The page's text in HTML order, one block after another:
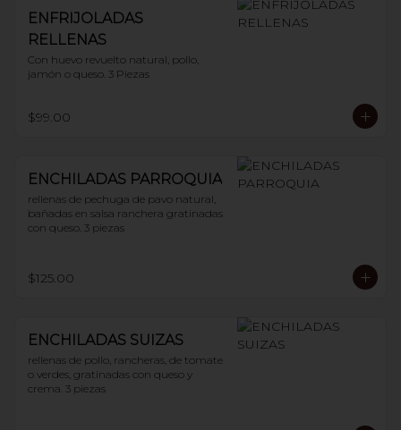
ENFRIJOLADAS
RELLENAS
Con huevo revuelto natural, pollo,
jamón o queso. 3 Piezas
$99.00
ENCHILADAS PARROQUIA
rellenas de pechuga de pavo natural,
bañadas en salsa ranchera gratinadas
con queso. 3 piezas
$125.00
ENCHILADAS SUIZAS
rellenas de pollo, rancheras, de tomate
o verdes, gratinadas con queso y
crema. 3 piezas